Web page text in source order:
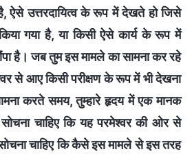
है, ऐसे उत्तरदायित्व के रूप में देखते हो जिसे
गया है, या किसी ऐसे कार्य के रूप में
है। जब तुम इस मामले का सामना कर रहे
से आए किसी परीक्षण के रूप में भी देखना
करते समय, तुम्हारे हृदय में एक मानक
सोचना चाहिए कि यह परमेश्वर की ओर से
चाहिए कि कैसे इस मामले से इस तरह